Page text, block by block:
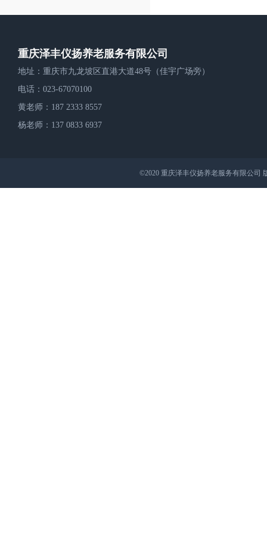
重庆泽丰仪扬养老服务有限公司
地址：重庆市九龙坡区直港大道48号（佳宇广场旁）
电话：023-67070100
黄老师：187 2333 8557
杨老师：137 0833 6937
©2020 重庆泽丰仪扬养老服务有限公